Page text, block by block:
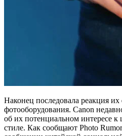
Наконец последовала реакция
фотооборудования. Canon
об их потенциальном интересе к
стиле. Как сообщают Photo